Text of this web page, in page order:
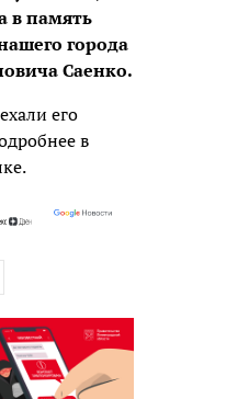
в память
города
Саенко.
его
в